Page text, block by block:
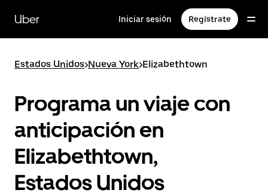
contenido
principal
Uber Iniciar sesión Regístrate
Estados Unidos>Nueva York>Elizabethtown
Programa un viaje con
anticipación en
Elizabethtown,
Estados Unidos